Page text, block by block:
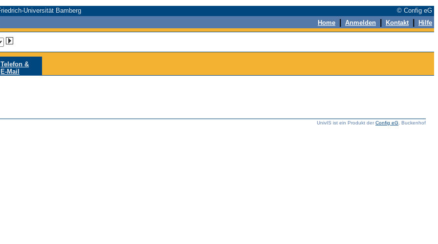
Universität Bamberg
© Config eG
Home Anmelden Kontakt Hilfe
Telefon &
E-Mail
UnivIS ist ein Produkt derConfig eG , Buckenhof